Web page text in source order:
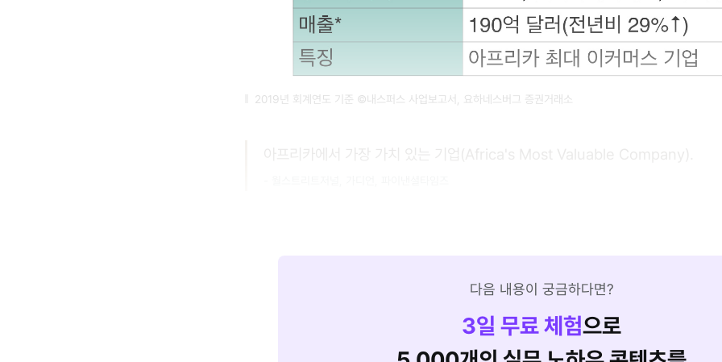
2019년 회계연도 기준 ©내스퍼스 사업보고서, 요하네스버그 증권거래소
아프리카에서 가장 가치 있는 기업(Africa's Most Valuable Company).
다음 내용이 궁금하다면?
3일 무료 체험으로